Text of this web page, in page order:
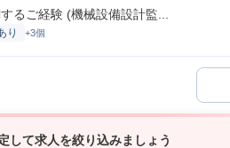
るご経験 (機械設備設計監...
り +3個
して求人を絞り込みましょう